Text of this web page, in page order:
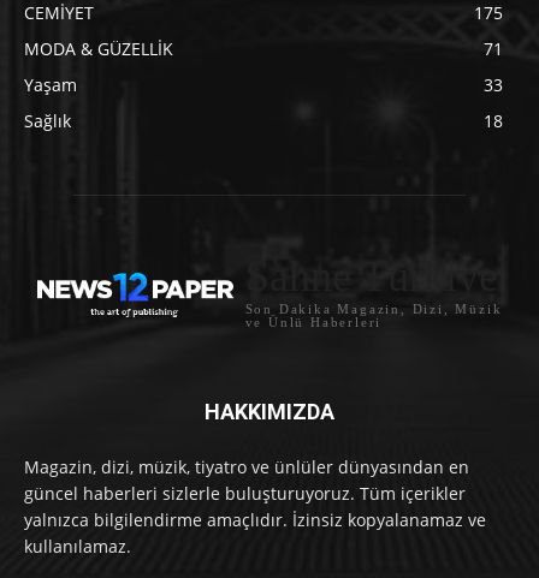
CEMİYET
175
MODA & GÜZELLİK
71
Yaşam
33
Sağlık
18
Sahne Türkiye
Son Dakika Magazin, Dizi, Müzik
ve Ünlü Haberleri
HAKKIMIZDA
Magazin, dizi, müzik, tiyatro ve ünlüler dünyasından en
güncel haberleri sizlerle buluşturuyoruz. Tüm içerikler
yalnızca bilgilendirme amaçlıdır. İzinsiz kopyalanamaz ve
kullanılamaz.